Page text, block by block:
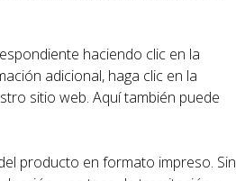
haciendo clic en la
adicional, haga clic en la
sitio web. Aquí también puede
producto en formato impreso. Sin